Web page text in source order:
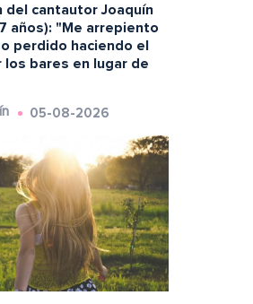
del cantautor Joaquín
años): "Me arrepiento
perdido haciendo el
bares en lugar de
05-08-2026